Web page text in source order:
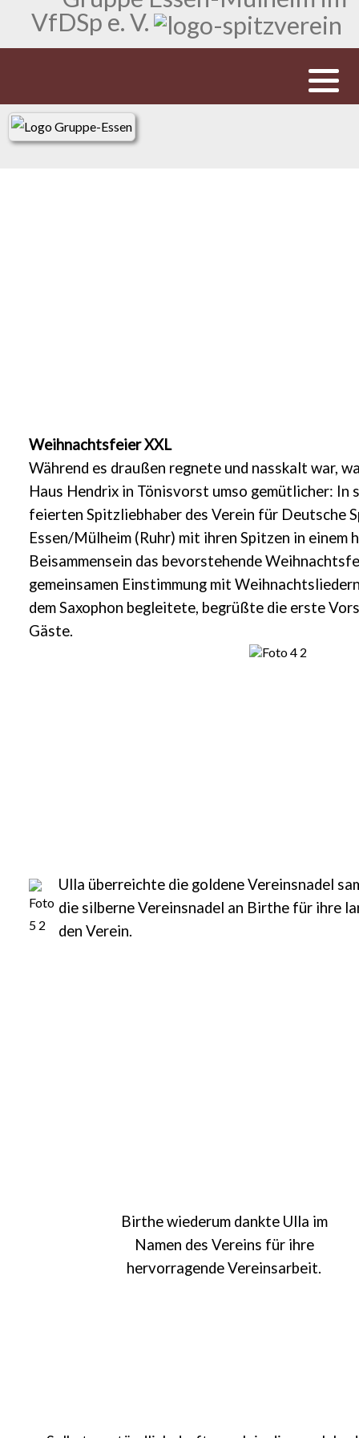
VfDSp e. V.
Weihnachtsfeier XXL
Während es draußen regnete und nasskalt war,
Haus Hendrix in Tönisvorst umso gemütlicher: In
feierten Spitzliebhaber des Verein für Deutsche
Essen/Mülheim (Ruhr) mit ihren Spitzen in einem
Beisammensein das bevorstehende
gemeinsamen Einstimmung mit
dem Saxophon begleitete, begrüßte die erste
Gäste.
Ulla überreichte die goldene Vereinsnadel
die silberne Vereinsnadel an Birthe für ihre
den Verein.
Birthe wiederum dankte Ulla im
Namen des Vereins für ihre
hervorragende Vereinsarbeit.